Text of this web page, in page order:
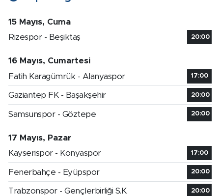
15 Mayıs, Cuma
Rizespor - Beşiktaş
20:00
16 Mayıs, Cumartesi
Fatih Karagümrük - Alanyaspor
17:00
Gaziantep FK - Başakşehir 20:00
Samsunspor - Göztepe 20:00
17 Mayıs, Pazar
Kayserispor - Konyaspor
17:00
Fenerbahçe - Eyüpspor 20:00
Trabzonspor - Gençlerbirliği S.K. 20:00